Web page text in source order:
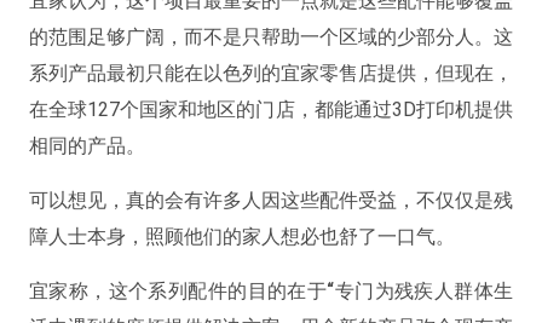
的范围足够广阔，而不是只帮助一个区域的少部分人。这
系列产品最初只能在以色列的宜家零售店提供，但现在，
在全球127个国家和地区的门店，都能通过3D打印机提供
相同的产品。
可以想见，真的会有许多人因这些配件受益，不仅仅是残
障人士本身，照顾他们的家人想必也舒了一口气。
宜家称，这个系列配件的目的在于“专门为残疾人群体生